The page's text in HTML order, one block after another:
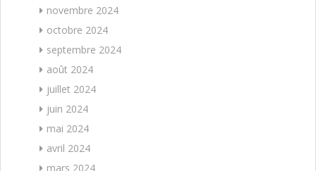
novembre 2024
octobre 2024
septembre 2024
août 2024
juillet 2024
juin 2024
mai 2024
avril 2024
mars 2024